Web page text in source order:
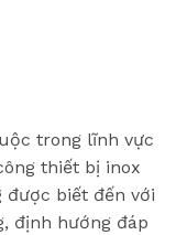
trong lĩnh vực
thiết bị inox
được biết đến với
định hướng đáp